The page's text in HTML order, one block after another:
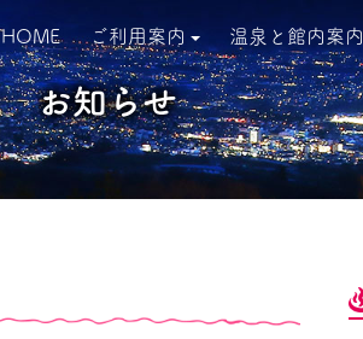
HOME ご利用案内 温泉と館内案内
お知らせ